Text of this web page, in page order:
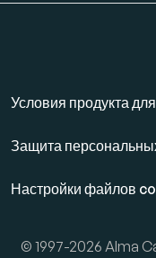
Условия продукта
Защита
Настройки файлов
© 1997-2026 Alma